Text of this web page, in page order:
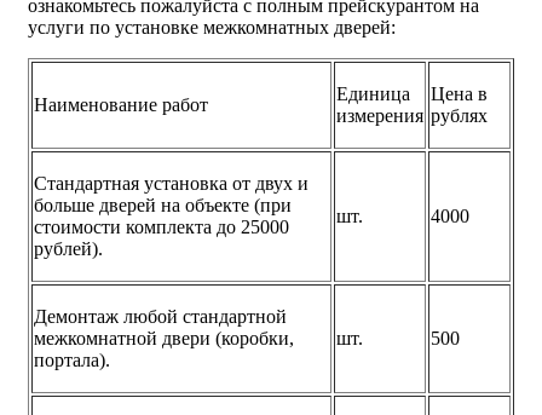
ознакомьтесь пожалуйста с полным прейскурантом на
услуги по установке межкомнатных дверей:
Наименование работ
Единица
измерения
Цена в
рублях
Стандартная установка от двух и
больше дверей на объекте (при
стоимости комплекта до 25000
рублей).
шт. 4000
Демонтаж любой стандартной
межкомнатной двери (коробки,
портала).
шт. 500